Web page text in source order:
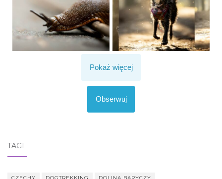
Pokaż więcej
Obserwuj
TAGI
CZECHY DOGTREKKING DOLINA BARYCZY